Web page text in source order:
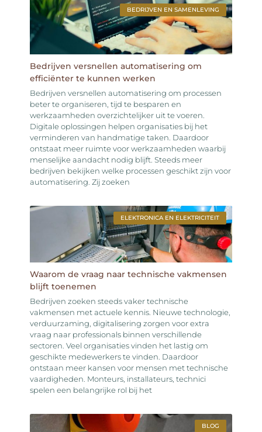
BEDRIJVEN EN SAMENLEVING
Bedrijven versnellen automatisering om
efficiënter te kunnen werken
Bedrijven versnellen automatisering om processen
beter te organiseren, tijd te besparen en
werkzaamheden overzichtelijker uit te voeren.
Digitale oplossingen helpen organisaties bij het
verminderen van handmatige taken. Daardoor
ontstaat meer ruimte voor werkzaamheden waarbij
menselijke aandacht nodig blijft. Steeds meer
bedrijven bekijken welke processen geschikt zijn voor
automatisering. Zij zoeken
ELEKTRONICA EN ELEKTRICITEIT
Waarom de vraag naar technische vakmensen
blijft toenemen
Bedrijven zoeken steeds vaker technische
vakmensen met actuele kennis. Nieuwe technologie,
verduurzaming, digitalisering zorgen voor extra
vraag naar professionals binnen verschillende
sectoren. Veel organisaties vinden het lastig om
geschikte medewerkers te vinden. Daardoor
ontstaan meer kansen voor mensen met technische
vaardigheden. Monteurs, installateurs, technici
spelen een belangrijke rol bij het
BLOG